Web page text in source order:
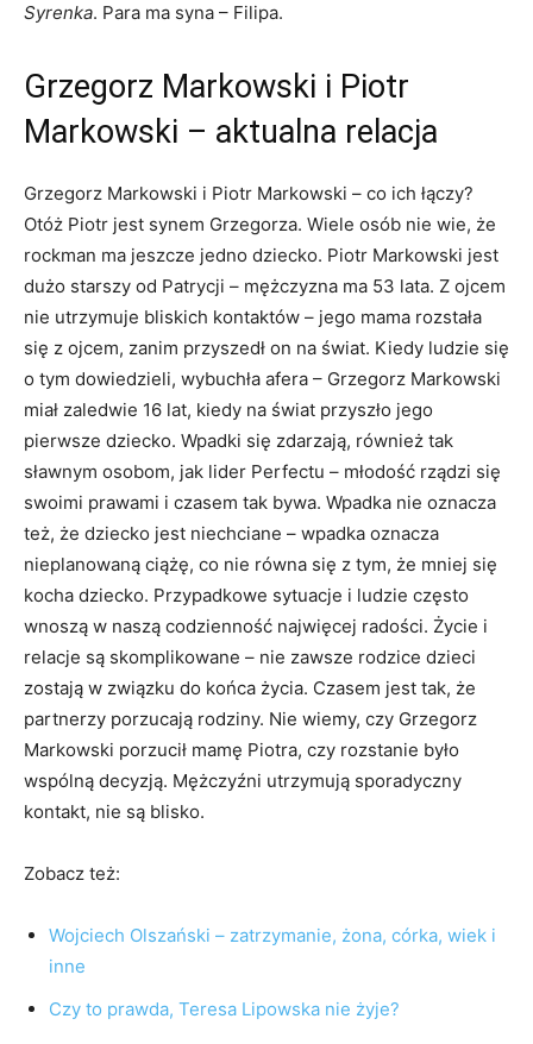
Syrenka. Para ma syna – Filipa.
Grzegorz Markowski i Piotr
Markowski – aktualna relacja
Grzegorz Markowski i Piotr Markowski – co ich łączy?
Otóż Piotr jest synem Grzegorza. Wiele osób nie wie, że
rockman ma jeszcze jedno dziecko. Piotr Markowski jest
dużo starszy od Patrycji – mężczyzna ma 53 lata. Z ojcem
nie utrzymuje bliskich kontaktów – jego mama rozstała
się z ojcem, zanim przyszedł on na świat. Kiedy ludzie się
o tym dowiedzieli, wybuchła afera – Grzegorz Markowski
miał zaledwie 16 lat, kiedy na świat przyszło jego
pierwsze dziecko. Wpadki się zdarzają, również tak
sławnym osobom, jak lider Perfectu – młodość rządzi się
swoimi prawami i czasem tak bywa. Wpadka nie oznacza
też, że dziecko jest niechciane – wpadka oznacza
nieplanowaną ciążę, co nie równa się z tym, że mniej się
kocha dziecko. Przypadkowe sytuacje i ludzie często
wnoszą w naszą codzienność najwięcej radości. Życie i
relacje są skomplikowane – nie zawsze rodzice dzieci
zostają w związku do końca życia. Czasem jest tak, że
partnerzy porzucają rodziny. Nie wiemy, czy Grzegorz
Markowski porzucił mamę Piotra, czy rozstanie było
wspólną decyzją. Mężczyźni utrzymują sporadyczny
kontakt, nie są blisko.
Zobacz też:
Wojciech Olszański – zatrzymanie, żona, córka, wiek i
inne
Czy to prawda, Teresa Lipowska nie żyje?